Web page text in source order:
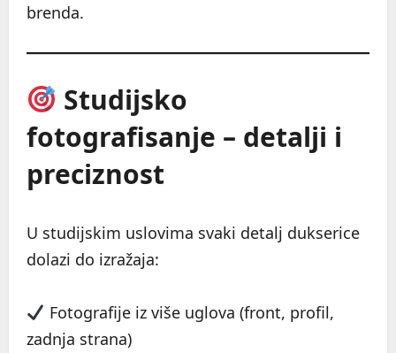
brenda.
Studijsko
fotografisanje – detalji i
preciznost
U studijskim uslovima svaki detalj dukserice
dolazi do izražaja:
Fotografije iz više uglova (front, profil,
zadnja strana)